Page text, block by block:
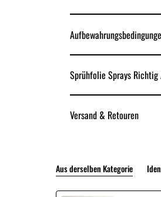
Sprühfolie Sprays Richtig
Versand & Retouren
Aus derselben Kategorie